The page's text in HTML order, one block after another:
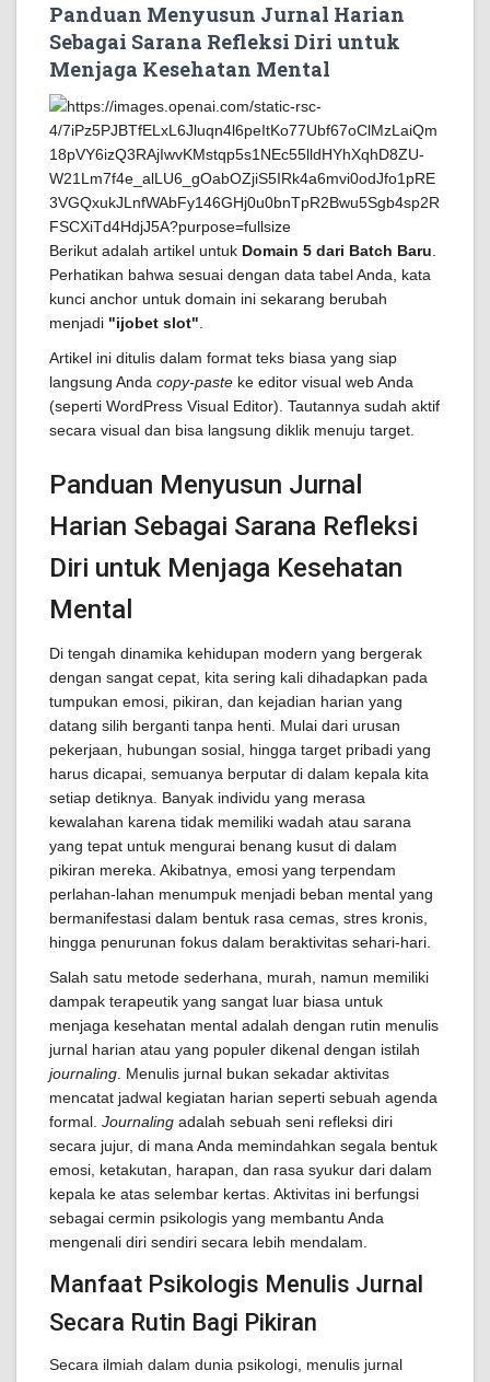
Panduan Menyusun Jurnal Harian
Sebagai Sarana Refleksi Diri untuk
Menjaga Kesehatan Mental
Berikut adalah artikel untuk Domain 5 dari Batch Baru
Perhatikan bahwa sesuai dengan data tabel Anda, kata
kunci anchor untuk domain ini sekarang berubah
menjadi "ijobet slot"
Artikel ini ditulis dalam format teks biasa yang siap
langsung Anda copy-paste ke editor visual web Anda
(seperti WordPress Visual Editor). Tautannya sudah aktif
secara visual dan bisa langsung diklik menuju target.
Panduan Menyusun Jurnal
Harian Sebagai Sarana Refleksi
Diri untuk Menjaga Kesehatan
Mental
Di tengah dinamika kehidupan modern yang bergerak
dengan sangat cepat, kita sering kali dihadapkan pada
tumpukan emosi, pikiran, dan kejadian harian yang
datang silih berganti tanpa henti. Mulai dari urusan
pekerjaan, hubungan sosial, hingga target pribadi yang
harus dicapai, semuanya berputar di dalam kepala kita
setiap detiknya. Banyak individu yang merasa
kewalahan karena tidak memiliki wadah atau sarana
yang tepat untuk mengurai benang kusut di dalam
pikiran mereka. Akibatnya, emosi yang terpendam
perlahan-lahan menumpuk menjadi beban mental yang
bermanifestasi dalam bentuk rasa cemas, stres kronis,
hingga penurunan fokus dalam beraktivitas sehari-hari.
Salah satu metode sederhana, murah, namun memiliki
dampak terapeutik yang sangat luar biasa untuk
menjaga kesehatan mental adalah dengan rutin menulis
jurnal harian atau yang populer dikenal dengan istilah
journaling . Menulis jurnal bukan sekadar aktivitas
mencatat jadwal kegiatan harian seperti sebuah agenda
formal. Journaling adalah sebuah seni refleksi diri
secara jujur, di mana Anda memindahkan segala bentuk
emosi, ketakutan, harapan, dan rasa syukur dari dalam
kepala ke atas selembar kertas. Aktivitas ini berfungsi
sebagai cermin psikologis yang membantu Anda
mengenali diri sendiri secara lebih mendalam.
Manfaat Psikologis Menulis Jurnal
Secara Rutin Bagi Pikiran
Secara ilmiah dalam dunia psikologi, menulis jurnal